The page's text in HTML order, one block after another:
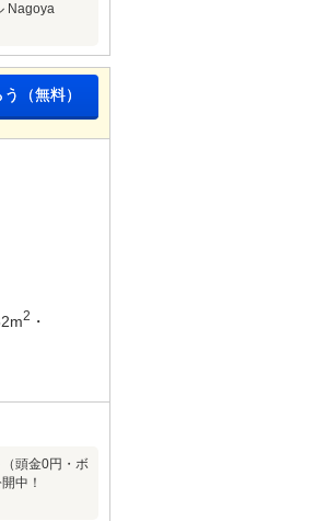
Nagoya
（無料）
2 ・
頭金0円・ボ
中！